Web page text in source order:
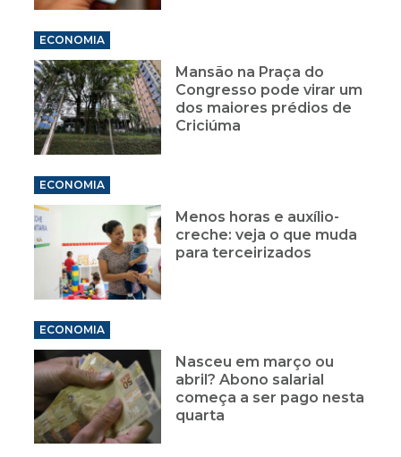
ECONOMIA
Mansão na Praça do
Congresso pode virar um
dos maiores prédios de
Criciúma
ECONOMIA
Menos horas e auxílio-
creche: veja o que muda
para terceirizados
ECONOMIA
Nasceu em março ou
abril? Abono salarial
começa a ser pago nesta
quarta